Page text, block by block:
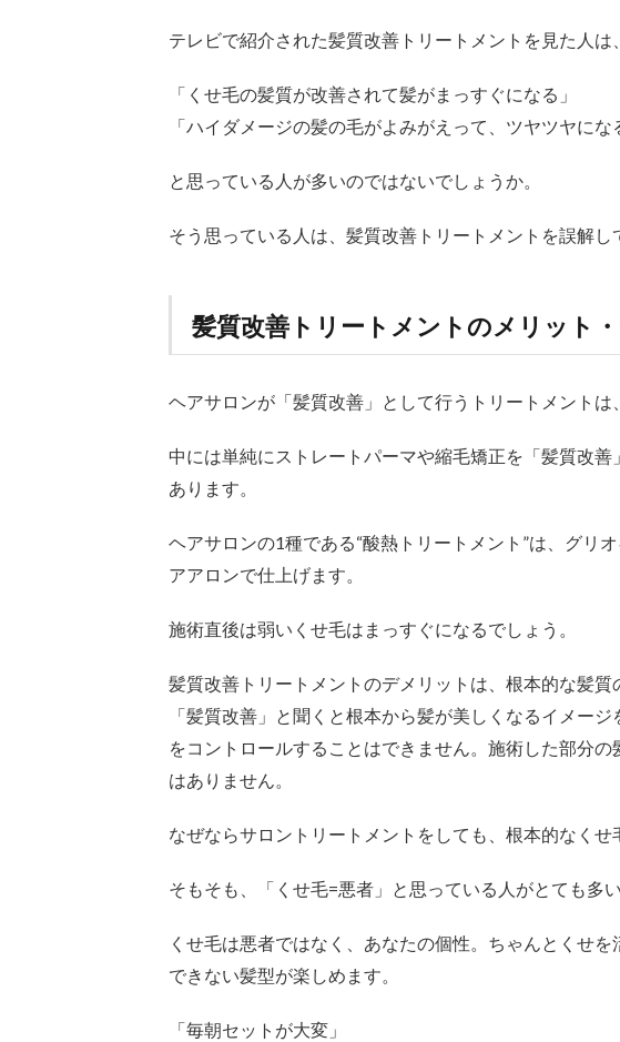
トの
ト・
デメ
くせ
に見
せる
プリ
ワッ
テレビで紹介された髪質改善トリートメントを見た人は、
「くせ毛の髪質が改善されて髪がまっすぐになる」
「ハイダメージの髪の毛がよみがえって、ツヤツヤにな
と思っている人が多いのではないでしょうか。
そう思っている人は、髪質改善トリートメントを誤解し
髪質改善トリートメントのメリット
ヘアサロンが「髪質改善」として行うトリートメントは
中には単純にストレートパーマや縮毛矯正を「髪質改
あります。
ヘアサロンの1種である“酸熱トリートメント”は、グリ
アアロンで仕上げます。
施術直後は弱いくせ毛はまっすぐになるでしょう。
髪質改善トリートメントのデメリットは、根本的な髪質
「髪質改善」と聞くと根本から髪が美しくなるイメー
をコントロールすることはできません。施術した部分
はありません。
なぜならサロントリートメントをしても、根本的なくせ
そもそも、「くせ毛=悪者」と思っている人がとても多い
くせ毛は悪者ではなく、あなたの個性。ちゃんとくせ
できない髪型が楽しめます。
「毎朝セットが大変」